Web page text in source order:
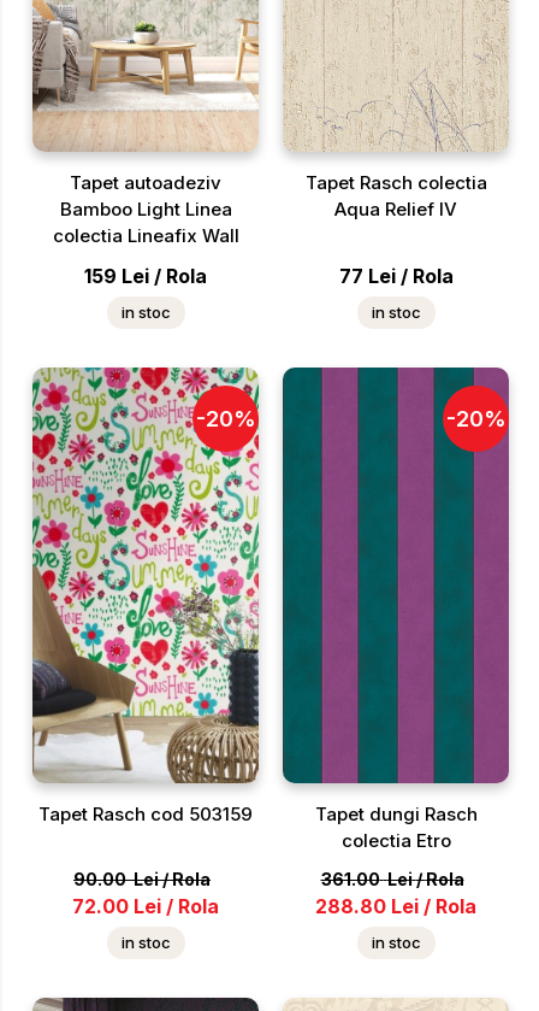
Tapet autoadeziv
Bamboo Light Linea
colectia Lineafix Wall
159 Lei / Rola
in stoc
Tapet Rasch colectia
Aqua Relief IV
77 Lei / Rola
in stoc
-20%
Tapet Rasch cod 503159
90.00 Lei/Rola
72.00 Lei / Rola
in stoc
-20%
Tapet dungi Rasch
colectia Etro
361.00 Lei/Rola
288.80 Lei / Rola
in stoc